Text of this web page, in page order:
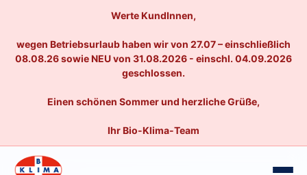
Werte KundInnen,
wegen Betriebsurlaub haben wir von 27.07 – einschließlich
08.08.26 sowie NEU von 31.08.2026 - einschl. 04.09.2026
geschlossen.
Einen schönen Sommer und herzliche Grüße,
Ihr Bio-Klima-Team